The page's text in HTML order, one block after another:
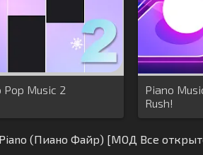
Pop Music 2
Piano
Rush!
(Пиано Файр) [МОД Все